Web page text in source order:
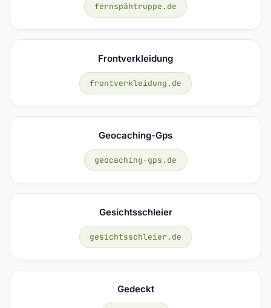
fernspähtruppe.de
Frontverkleidung
frontverkleidung.de
Geocaching-Gps
geocaching-gps.de
Gesichtsschleier
gesichtsschleier.de
Gedeckt